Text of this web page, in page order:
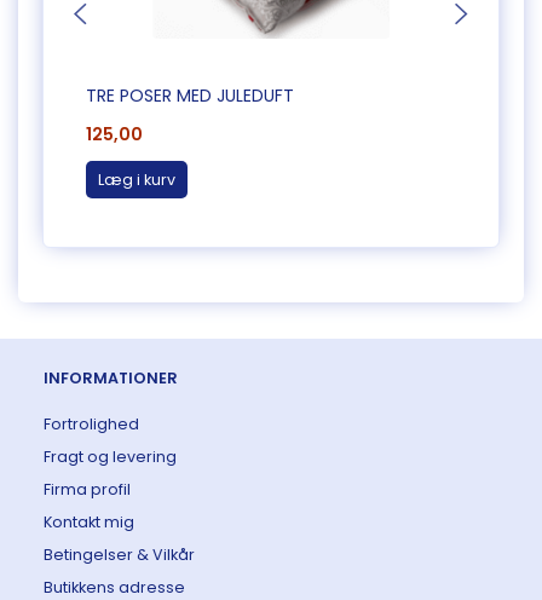
TRE POSER MED JULEDUFT
125,00
Læg i kurv
INFORMATIONER
Fortrolighed
Fragt og levering
Firma profil
Kontakt mig
Betingelser & Vilkår
Butikkens adresse